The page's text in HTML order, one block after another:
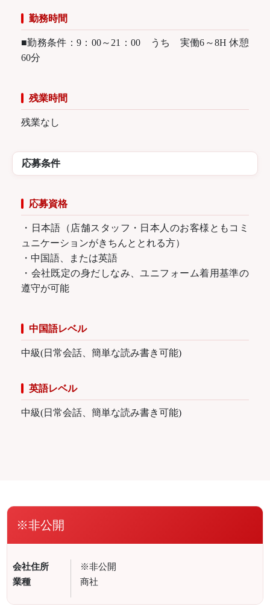
勤務時間
■勤務条件：9：00～21：00 うち 実働6～8H 休憩
60分
残業時間
残業なし
応募条件
応募資格
・日本語（店舗スタッフ・日本人のお客様ともコミ
ュニケーションがきちんととれる方）
・中国語、または英語
・会社既定の身だしなみ、ユニフォーム着用基準の
遵守が可能
中国語レベル
中級(日常会話、簡単な読み書き可能)
英語レベル
中級(日常会話、簡単な読み書き可能)
※非公開
会社住所
※非公開
業種
商社